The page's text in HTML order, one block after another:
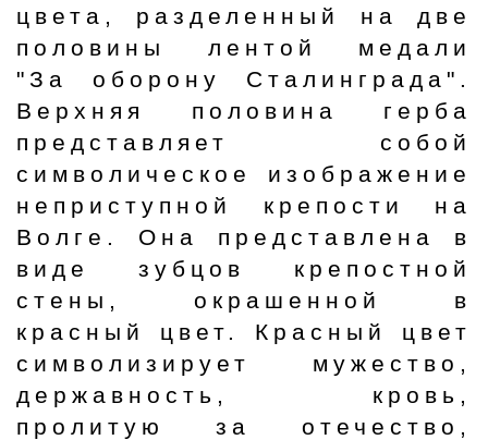
цвета, разделенный на две
половины лентой медали
"За оборону Сталинграда".
Верхняя половина герба
представляет собой
символическое изображение
неприступной крепости на
Волге. Она представлена в
виде зубцов крепостной
стены, окрашенной в
красный цвет. Красный цвет
символизирует мужество,
державность, кровь,
пролитую за отечество,